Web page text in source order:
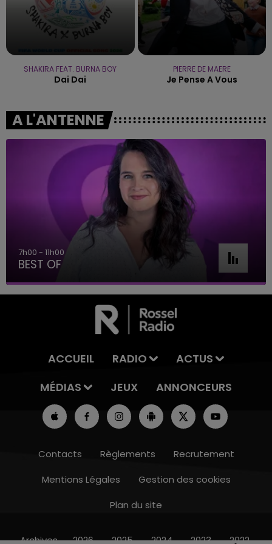
16h00 - 20h00
SHAKIRA FEAT. BURNA BOY
Dai Dai
PIERRE DE MAERE
Je Pense A Vous
A L'ANTENNE
7h00 - 11h00
BEST OF
ACCUEIL RADIO
ACTUS
MÉDIAS
JEUX ANNONCEURS
Contacts Règlements
Recrutement
Mentions Légales
Gestion des cookies
Plan du site
Archives 2026 2025 2024 2023 2022